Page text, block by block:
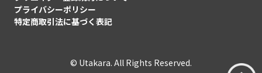
プライバシーポリシー
特定商取引法に基づく表記
© Utakara. All Rights Reserved.